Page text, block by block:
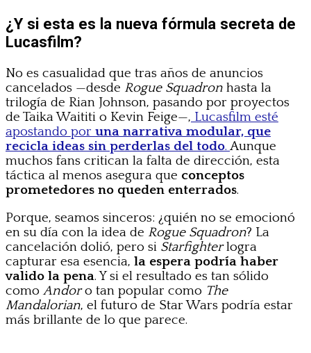
¿Y si esta es la nueva fórmula secreta de
Lucasfilm?
No es casualidad que tras años de anuncios
cancelados —desde Rogue Squadron hasta la
trilogía de Rian Johnson, pasando por proyectos
de Taika Waititi o Kevin Feige—, Lucasfilm esté
apostando por una narrativa modular, que
recicla ideas sin perderlas del todo. Aunque
muchos fans critican la falta de dirección, esta
táctica al menos asegura que conceptos
prometedores no queden enterrados.
Porque, seamos sinceros: ¿quién no se emocionó
en su día con la idea de Rogue Squadron? La
cancelación dolió, pero si Starfighterlogra
capturar esa esencia, la espera podría haber
valido la pena. Y si el resultado es tan sólido
comoAndoro tan popular como The
Mandalorian, el futuro de Star Wars podría estar
más brillante de lo que parece.